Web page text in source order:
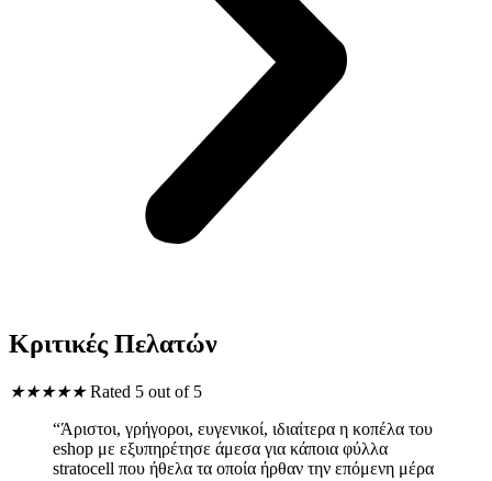
Κριτικές Πελατών
★★★★★ Rated 5 out of 5
“Άριστοι, γρήγοροι, ευγενικοί, ιδιαίτερα η κοπέλα του
eshop με εξυπηρέτησε άμεσα για κάποια φύλλα
stratocell που ήθελα τα οποία ήρθαν την επόμενη μέρα